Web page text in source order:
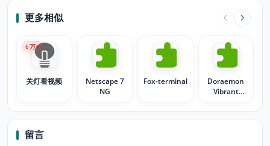
更多相似
关灯看视频
6万+
Netscape 7
NG
Fox-terminal
Doraemon
Vibrant
留言